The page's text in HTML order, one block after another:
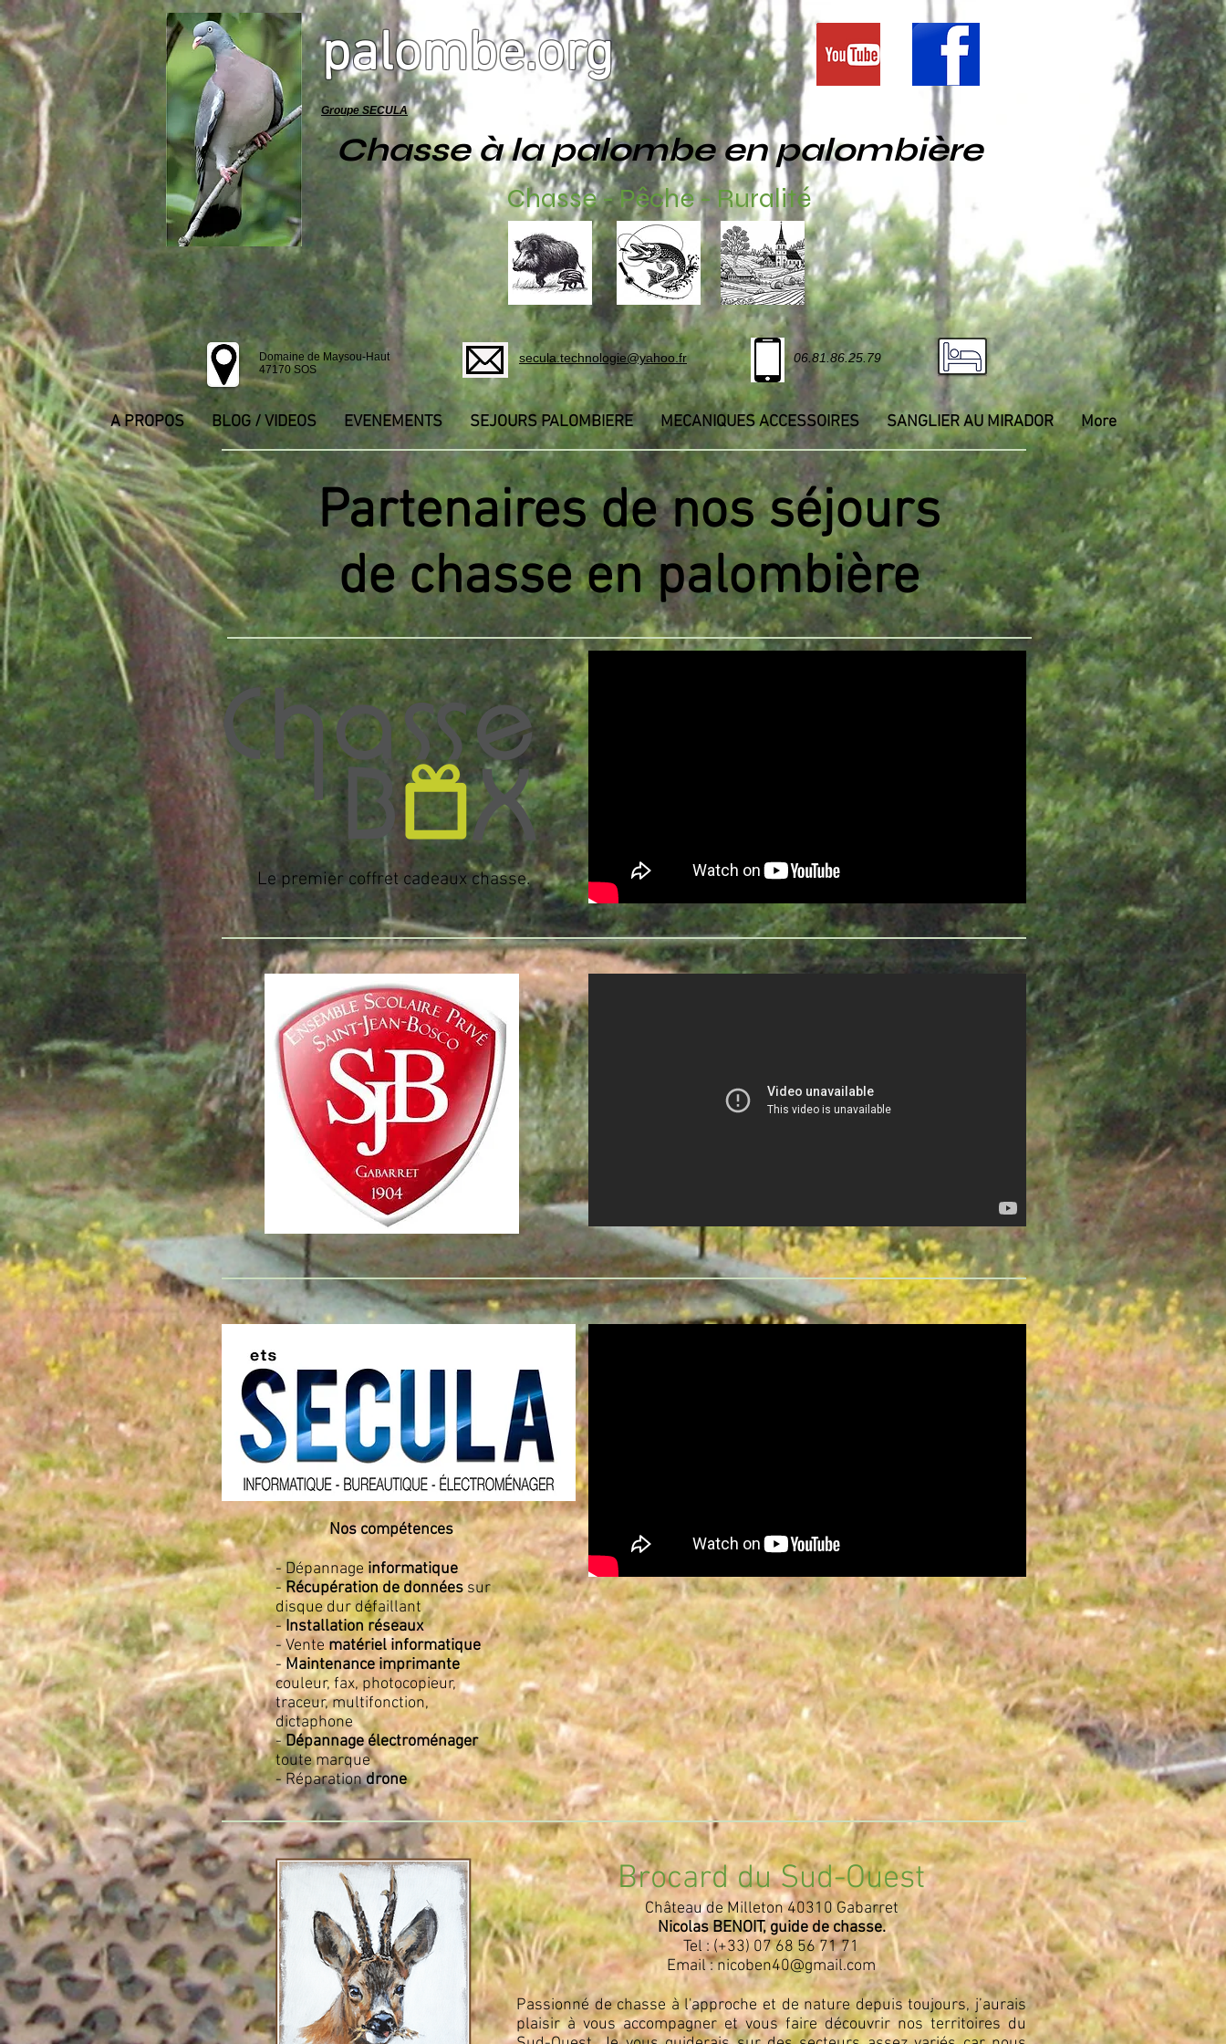
palombe.org
Groupe SECULA
Chasse à la palombe en palombière
Chasse - Pêche - Ruralité
Domaine de Maysou-Haut
47170 SOS
secula.technologie@yahoo.fr 06.81.86.25.79
A PROPOS BLOG / VIDEOS EVENEMENTS SEJOURS PALOMBIERE MECANIQUES ACCESSOIRES SANGLIER AU MIRADOR More
Partenaires de nos séjours
de chasse en palombière
Le premier coffret cadeaux chasse.
Nos compétences
- Dépannage informatique
-Récupération de donnéessur
disque dur défaillant
-Installation réseaux
- Vente matériel informatique
-Maintenance imprimante
couleur, fax, photocopieur,
traceur, multifonction,
dictaphone
-Dépannage électroménager
toute marque
- Réparationdrone
Brocard du Sud-Ouest
Château de Milleton 40310 Gabarret
Nicolas BENOIT, guide de chasse.
Tel : (+33) 07 68 56 71 71
Email : nicoben40@gmail.com
Passionné de chasse à l'approche et de nature depuis toujours, j’aurais
plaisir à vous accompagner et vous faire découvrir nos territoires du